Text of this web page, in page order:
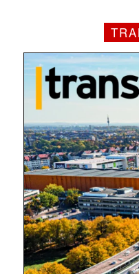
Mit dem
jede Woche
E-
Mail
(erforderlich)